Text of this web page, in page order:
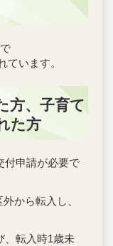
います。
方、子育て
た方
付申請が必要で
から転入し、
、転入時1歳未